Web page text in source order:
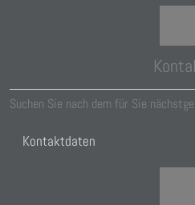
Suchen Sie nach dem für Sie
Kontaktdaten